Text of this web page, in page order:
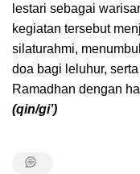
lestari sebagai
kegiatan tersebut
silaturahmi,
doa bagi leluhur,
Ramadhan dengan
(qin/gi’)